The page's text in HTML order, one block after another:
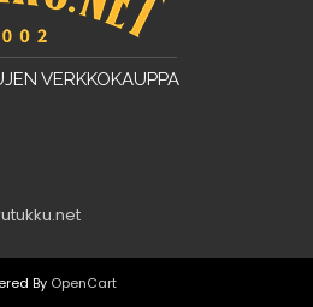
VERKKOKAUPPA
By OpenCart